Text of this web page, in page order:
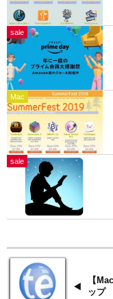
sale
Mac
sale
【
ップ